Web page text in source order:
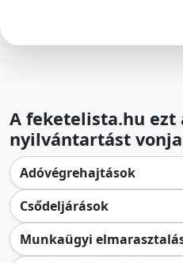
A feketelista.hu ezt
nyilvántartást
Adóvégrehajtások
Csődeljárások
Munkaügyi